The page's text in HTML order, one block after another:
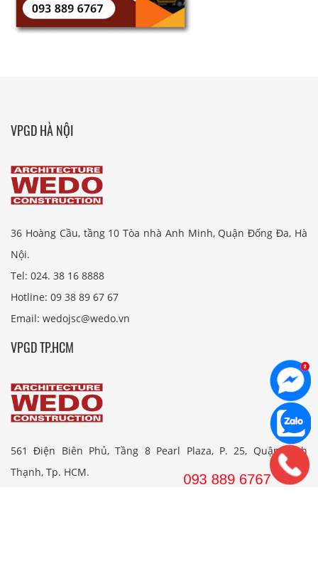
VPGD HÀ NỘI
36 Hoàng Cầu, tầng 10 Tòa nhà Anh Minh, Quận Đống Đa, Hà
Nội.
Tel: 024. 38 16 8888
Hotline: 09 38 89 67 67
Email: wedojsc@wedo.vn
VPGD TP.HCM
561 Điện Biên Phủ, Tầng 8 Pearl Plaza, P. 25, Quận Bình
Thạnh, Tp. HCM.